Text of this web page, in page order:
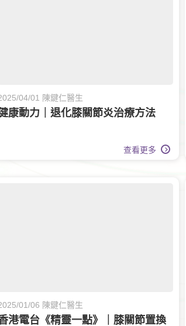
04/01 陳鍵仁醫生
康動力｜退化膝關節炎治療方法
查看更多
01/06 陳鍵仁醫生
港電台《精靈一點》｜膝關節置換